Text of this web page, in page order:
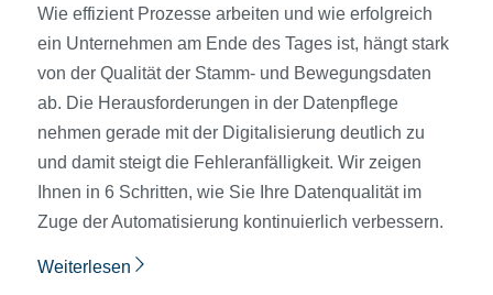
Wie effizient Prozesse arbeiten und wie erfolgreich
ein Unternehmen am Ende des Tages ist, hängt stark
von der Qualität der Stamm- und Bewegungsdaten
ab. Die Herausforderungen in der Datenpflege
nehmen gerade mit der Digitalisierung deutlich zu
und damit steigt die Fehleranfälligkeit. Wir zeigen
Ihnen in 6 Schritten, wie Sie Ihre Datenqualität im
Zuge der Automatisierung kontinuierlich verbessern.
Weiterlesen